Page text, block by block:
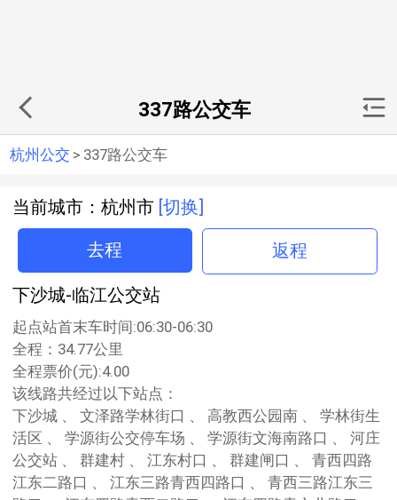
337路公交车
杭州公交 > 337路公交车
当前城市：杭州市 [切换]
去程 返程
下沙城-临江公交站
起点站首末车时间:06:30-06:30
全程：34.77公里
全程票价(元):4.00
该线路共经过以下站点：
下沙城 、 文泽路学林街口 、 高教西公园南 、 学林街生
活区 、 学源街公交停车场 、 学源街文海南路口 、 河庄
公交站 、 群建村 、 江东村口 、 群建闸口 、 青西四路
江东二路口 、 江东三路青西四路口 、 青西三路江东三